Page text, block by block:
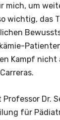
mich, um
wichtig, das
Kampf nicht
Professor Dr.
für